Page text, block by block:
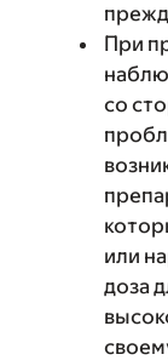
При
со
или
доза